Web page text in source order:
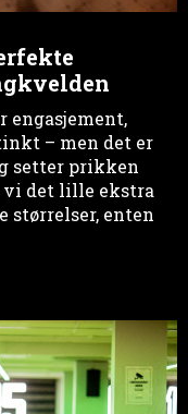
engasjement,
– men det er
setter prikken
vi det lille ekstra
størrelser, enten